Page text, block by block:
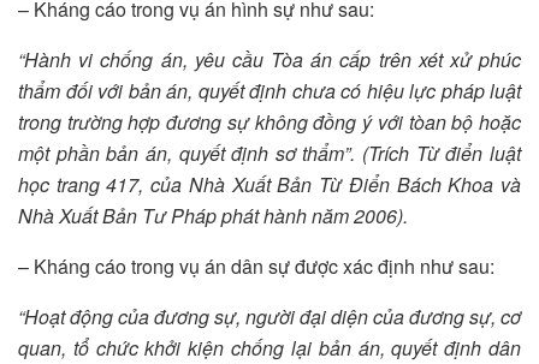
– Kháng cáo trong vụ án hình sự như sau:
“Hành vi chống án, yêu cầu Tòa án cấp trên xét xử phúc
thẩm đối với bản án, quyết định chưa có hiệu lực pháp luật
trong trường hợp đương sự không đồng ý với tòan bộ hoặc
một phần bản án, quyết định sơ thẩm”. (Trích Từ điển luật
học trang 417, của Nhà Xuất Bản Từ Điển Bách Khoa và
Nhà Xuất Bản Tư Pháp phát hành năm 2006).
– Kháng cáo trong vụ án dân sự được xác định như sau:
“Hoạt động của đương sự, người đại diện của đương sự, cơ
quan, tổ chức khởi kiện chống lại bản án, quyết định dân